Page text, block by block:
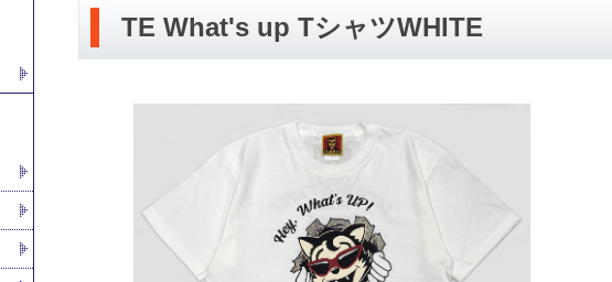
TE What's up TシャツWHITE